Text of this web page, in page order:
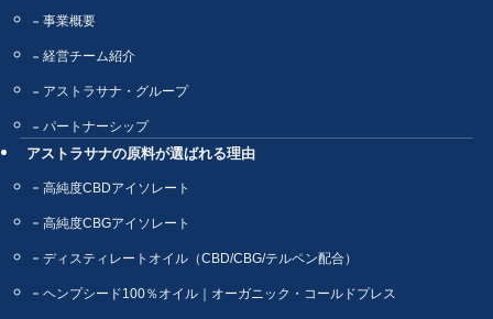
事業概要
経営チーム紹介
アストラサナ・グループ
パートナーシップ
アストラサナの原料が選ばれる理由
高純度CBDアイソレート
高純度CBGアイソレート
ディスティレートオイル（CBD/CBG/テルペン配合）
ヘンプシード100％オイル｜オーガニック・コールドプレス